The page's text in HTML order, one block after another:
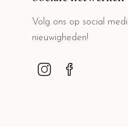
Volg ons op social
nieuwigheden!